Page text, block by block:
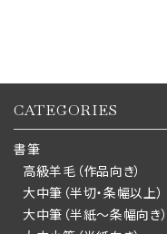
CATEGORIES
書筆
高級羊毛（作品向き）
大中筆（半切・条幅以上）
大中筆（半紙～条幅向き）